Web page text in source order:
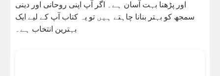
اور پڑھنا بہت آسان ہے۔ اگر آپ اپنی روحانی اور دینی
سمجھ کو بہتر بنانا چاہتے ہیں تو یہ کتاب آپ کے لیے ایک
بہترین انتخاب ہے۔